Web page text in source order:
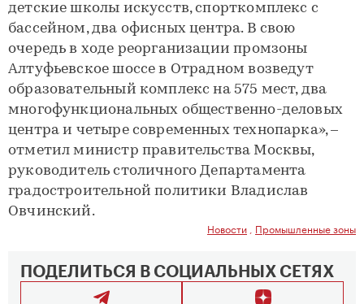
детские школы искусств, спорткомплекс с
бассейном, два офисных центра. В свою
очередь в ходе реорганизации промзоны
Алтуфьевское шоссе в Отрадном возведут
образовательный комплекс на 575 мест, два
многофункциональных общественно-деловых
центра и четыре современных технопарка», –
отметил министр правительства Москвы,
руководитель столичного Департамента
градостроительной политики Владислав
Овчинский.
Новости Промышленные зоны
ПОДЕЛИТЬСЯ В СОЦИАЛЬНЫХ СЕТЯХ